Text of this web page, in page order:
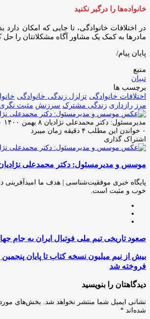
خانواده‌ها را درگیر نکنید
در اختلافات خانوادگی، تا جایی که امکان دارد
مادر‌ها به کمک یک مشاور آگاه مشکلاتتان را حل
پایان پیام/
منبع
تبیان
برچسب ها
اختلافات خانوادگی تزلزل زندگی خانوادگی
مرز رازداری زندگی مشترک سرزنش مثبت نگری
مدیرمسئول: دکتر محمدعلی نژادیان ارسال
ایمیل
۸ بهمن ۱۴۰۰ ۰۴:۰۰
۰ خواندن این مطلب ۴ دقیقه زمان میبرد
اشتراک گذاری
فیس
توئیتر
لینکدین
واتس
تلگرام
اشتراک
از
ایمیل
چاپ
موسس و مدیرمسئول: دکتر محمدعلی
پایگاه خبری موفقیت‌شناسی | هدف ما امیدآفرینی
خوب و مثبت است.
صعود
تیم
ملی
فوتبال
ایران
به
جهانی
۲۰۲۲
صعود تاریخی تیم ملی فوتبال ایران به جام جهانی
بیش
از
نیم
میلیون
نسخه
کتاب
تا
پایان
بیش از نیم میلیون نسخه کتاب تا پایان
فروخته شد
دیدگاهتان را بنویسید
نشانی ایمیل شما منتشر نخواهد شد. بخش‌های
شده‌اند *